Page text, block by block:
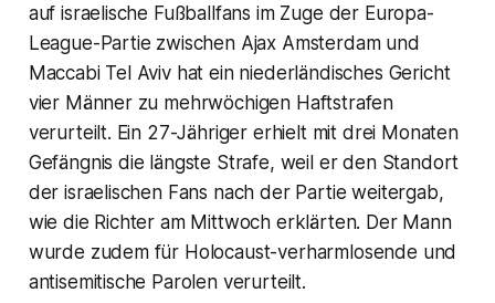
auf israelische Fußballfans im Zuge der Europa-
League-Partie zwischen Ajax Amsterdam und
Maccabi Tel Aviv hat ein niederländisches Gericht
vier Männer zu mehrwöchigen Haftstrafen
verurteilt. Ein 27-Jähriger erhielt mit drei Monaten
Gefängnis die längste Strafe, weil er den Standort
der israelischen Fans nach der Partie weitergab,
wie die Richter am Mittwoch erklärten. Der Mann
wurde zudem für Holocaust-verharmlosende und
antisemitische Parolen verurteilt.